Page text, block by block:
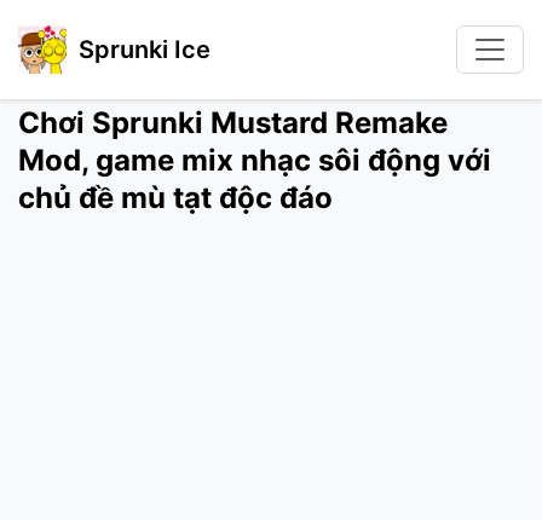
Sprunki Ice
Chơi Sprunki Mustard Remake
Mod, game mix nhạc sôi động với
chủ đề mù tạt độc đáo